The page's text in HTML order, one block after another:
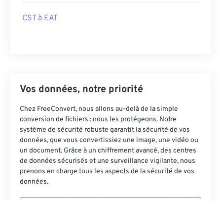
CST à EAT
Vos données, notre priorité
Chez FreeConvert, nous allons au-delà de la simple
conversion de fichiers : nous les protégeons. Notre
système de sécurité robuste garantit la sécurité de vos
données, que vous convertissiez une image, une vidéo ou
un document. Grâce à un chiffrement avancé, des centres
de données sécurisés et une surveillance vigilante, nous
prenons en charge tous les aspects de la sécurité de vos
données.